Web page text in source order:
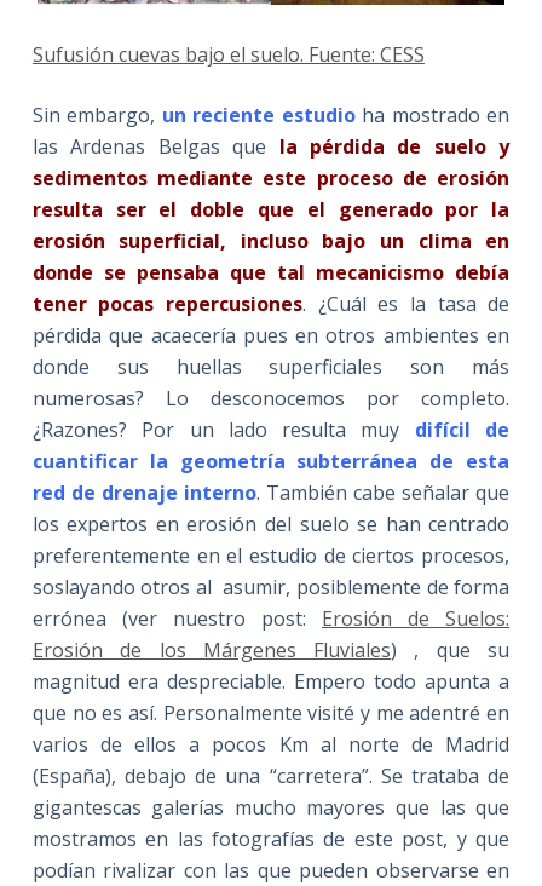
Sufusión cuevas bajo el suelo. Fuente: CESS
Sin embargo, un reciente estudio ha mostrado en
las Ardenas Belgas que la pérdida de suelo y
sedimentos mediante este proceso de erosión
resulta ser el doble que el generado por la
erosión superficial, incluso bajo un clima en
donde se pensaba que tal mecanicismo debía
tener pocas repercusiones. ¿Cuál es la tasa de
pérdida que acaecería pues en otros ambientes en
donde sus huellas superficiales son más
numerosas? Lo desconocemos por completo.
¿Razones? Por un lado resulta muy difícil de
cuantificar la geometría subterránea de esta
red de drenaje interno. También cabe señalar que
los expertos en erosión del suelo se han centrado
preferentemente en el estudio de ciertos procesos,
soslayando otros al asumir, posiblemente de forma
errónea (ver nuestro post: Erosión de Suelos:
Erosión de los Márgenes Fluviales) , que su
magnitud era despreciable. Empero todo apunta a
que no es así. Personalmente visité y me adentré en
varios de ellos a pocos Km al norte de Madrid
(España), debajo de una “carretera”. Se trataba de
gigantescas galerías mucho mayores que las que
mostramos en las fotografías de este post, y que
podían rivalizar con las que pueden observarse en